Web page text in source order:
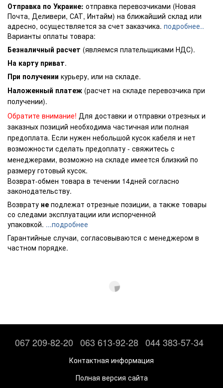
Отправка по Украине: отправка перевозчиками (Новая
Почта, Деливери, САТ, Интайм) на ближайший склад или
адресно, осуществляется за счет заказчика. подробнее..
Варианты оплаты товара:
Безналичный расчет (являемся плательщиками НДС).
На карту приват.
При получении курьеру, или на складе.
Наложенный платеж (расчет на складе перевозчика при
получении).
Обратите внимание! Для доставки и отправки отрезных и
заказных позиций необходима частичная или полная
предоплата. Если нужен небольшой кусок кабеля и нет
возможности сделать предоплату - свяжитесь с
менеджерами, возможно на складе имеется близкий по
размеру готовый кусок.
Возврат-обмен товара в течении 14дней согласно
законодательству.
Возврату не подлежат отрезные позиции, а также товары
со следами эксплуатации или испорченной
упаковкой. ...подробнее
Гарантийные случаи, согласовываются с менеджером в
частном порядке.
067 209-82-20 063 613-92-28 044 383-57-34
Контактная информация
Полная версия сайта